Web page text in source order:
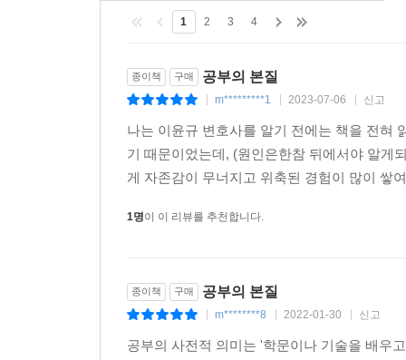
계속된다. 중요한 것은 어느 곳을 목적지로 설정
안타깝다.” 《공부의 본질》을 통해 자신에게
1 2 3 4
종이책 구매 공부의 본질
m*********1 2023-07-06 신고
나는 이윤규 변호사를 알기 전에는 책을 전혀
기 때문이었는데, (원인은한참 뒤에서야 알게
게 자존감이 무너지고 위축된 경험이 많이 쌓
1명이 이 리뷰를 추천합니다.
종이책 구매 공부의 본질
m********8 2022-01-30 신고
공부의 사전적 의미는 '학문이나 기술을 배우